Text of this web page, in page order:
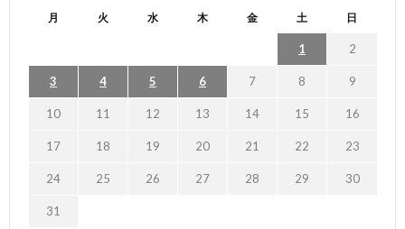
月 火 水 木 金 土 日
1 2
3 4 5 6 7 8 9
10 11 12 13 14 15 16
17 18 19 20 21 22 23
24 25 26 27 28 29 30
31